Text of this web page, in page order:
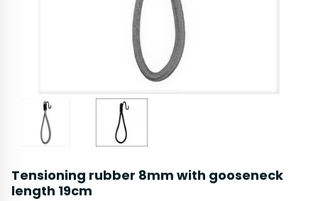
Tensioning rubber 8mm with gooseneck
length 19cm